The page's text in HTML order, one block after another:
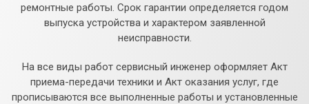
ремонтные работы. Срок гарантии определяется годом
выпуска устройства и характером заявленной
неисправности.
На все виды работ сервисный инженер оформляет Акт
приема-передачи техники и Акт оказания услуг, где
прописываются все выполненные работы и установленные